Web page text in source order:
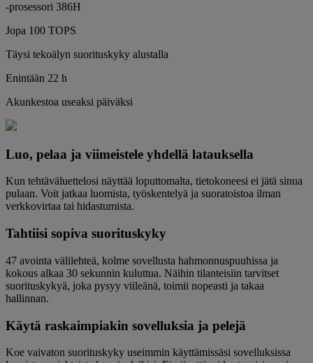
-prosessori 386H
Jopa 100 TOPS
Täysi tekoälyn suorituskyky alustalla
Enintään 22 h
Akunkestoa useaksi päiväksi
Luo, pelaa ja viimeistele yhdellä latauksella
Kun tehtäväluettelosi näyttää loputtomalta, tietokoneesi ei jätä sinua
pulaan. Voit jatkaa luomista, työskentelyä ja suoratoistoa ilman
verkkovirtaa tai hidastumista.
Tahtiisi sopiva suorituskyky
47 avointa välilehteä, kolme sovellusta hahmonnuspuuhissa ja
kokous alkaa 30 sekunnin kuluttua. Näihin tilanteisiin tarvitset
suorituskykyä, joka pysyy viileänä, toimii nopeasti ja takaa
hallinnan.
Käytä raskaimpiakin sovelluksia ja pelejä
Koe vaivaton suorituskyky useimmin käyttämissäsi sovelluksissa